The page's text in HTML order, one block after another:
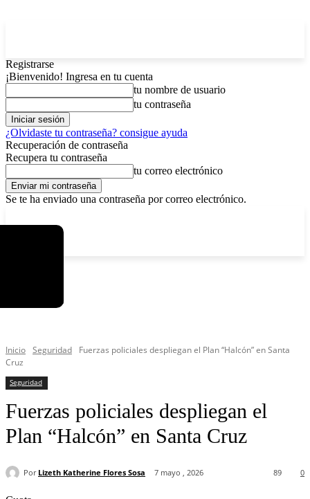
Registrarse
¡Bienvenido! Ingresa en tu cuenta
tu nombre de usuario
tu contraseña
¿Olvidaste tu contraseña? consigue ayuda
Recuperación de contraseña
Recupera tu contraseña
tu correo electrónico
Se te ha enviado una contraseña por correo electrónico.
Inicio Seguridad
Fuerzas policiales despliegan el Plan “Halcón” en Santa
Cruz
Seguridad
Fuerzas policiales despliegan el
Plan “Halcón” en Santa Cruz
Por Lizeth Katherine Flores Sosa 7 mayo , 2026 0
89